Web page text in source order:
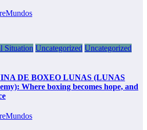
Situation Uncategorized Uncategorized
DE BOXEO LUNAS (LUNAS
Where boxing becomes hope, and